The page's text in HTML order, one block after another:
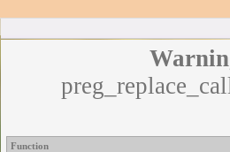
Function